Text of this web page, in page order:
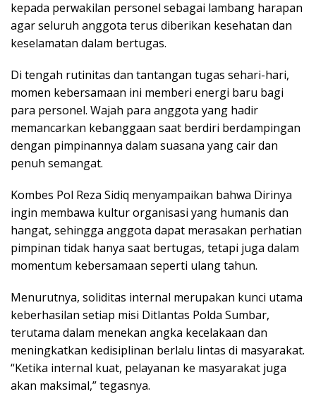
kepada perwakilan personel sebagai lambang harapan
agar seluruh anggota terus diberikan kesehatan dan
keselamatan dalam bertugas.
Di tengah rutinitas dan tantangan tugas sehari-hari,
momen kebersamaan ini memberi energi baru bagi
para personel. Wajah para anggota yang hadir
memancarkan kebanggaan saat berdiri berdampingan
dengan pimpinannya dalam suasana yang cair dan
penuh semangat.
Kombes Pol Reza Sidiq menyampaikan bahwa Dirinya
ingin membawa kultur organisasi yang humanis dan
hangat, sehingga anggota dapat merasakan perhatian
pimpinan tidak hanya saat bertugas, tetapi juga dalam
momentum kebersamaan seperti ulang tahun.
Menurutnya, soliditas internal merupakan kunci utama
keberhasilan setiap misi Ditlantas Polda Sumbar,
terutama dalam menekan angka kecelakaan dan
meningkatkan kedisiplinan berlalu lintas di masyarakat.
“Ketika internal kuat, pelayanan ke masyarakat juga
akan maksimal,” tegasnya.